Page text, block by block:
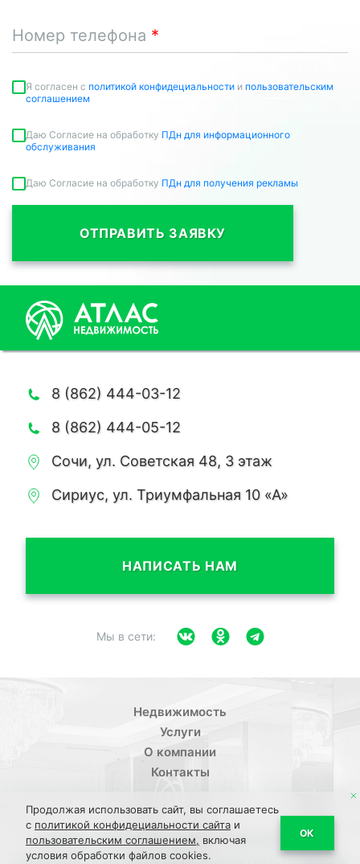
Номер телефона
Я согласен c политикой конфидециальности и пользовательским
соглашением
Даю Согласие на обработку ПДн для информационного
обслуживания
Даю Согласие на обработку ПДн для получения рекламы
ОТПРАВИТЬ ЗАЯВКУ
8 (862) 444-03-12
8 (862) 444-05-12
Сочи, ул. Советская 48, 3 этаж
Сириус, ул. Триумфальная 10 «А»
НАПИСАТЬ НАМ
Мы в сети:
Недвижимость
Услуги
О компании
Контакты
Политика конфиденциальности/Пользовательское
соглашение/ПДН Соглашение/Обратная связь Соглашение
Продолжая использовать сайт, вы соглашаетесь
с политикой конфидециальности сайта и
пользовательским соглашением, включая
условия обработки файлов cookies.
ОК